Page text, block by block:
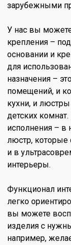
зарубежными
У нас вы
крепления –
основании и
для
назначения –
помещений, и
кухни, и
детских
исполнения – в
люстр, которые
и в
интерьеры.
Функционал
легко
вы можете
изделия с
например,